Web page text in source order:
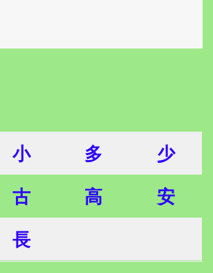
小 多
少
古 高
安
長